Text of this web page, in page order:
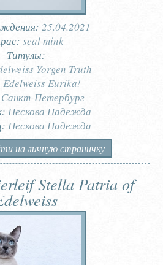
25.04.2021
seal mink
Титулы:
Yorgen Truth
Edelweiss Eurika!
Санкт-Петербург
Пескова Надежда
Пескова Надежда
на личную страничку
Stella Patria of